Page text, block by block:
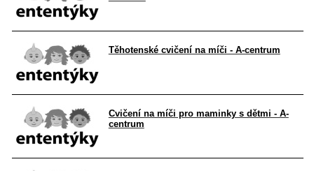
Těhotenské cvičení na míči - A-centrum
Cvičení na míči pro maminky s dětmi - A-
centrum